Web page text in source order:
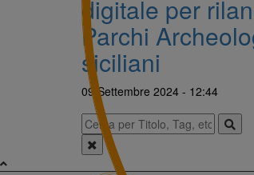
digitale per
Parchi
siciliani
09 Settembre 2024 - 12:44